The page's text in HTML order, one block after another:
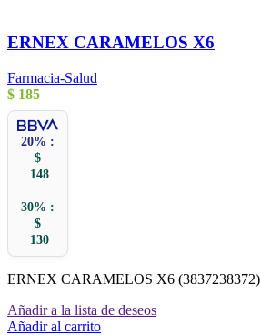
ERNEX CARAMELOS X6
Farmacia-Salud
$ 185
20% :
$
148
30% :
$
130
ERNEX CARAMELOS X6 (3837238372)
Añadir a la lista de deseos
Añadir al carrito